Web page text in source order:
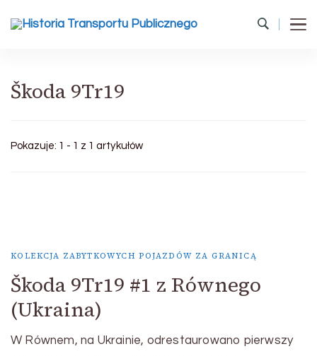
Škoda 9Tr19
Pokazuje: 1 - 1 z 1 artykułów
KOLEKCJA ZABYTKOWYCH POJAZDÓW ZA GRANICĄ
Škoda 9Tr19 #1 z Równego
(Ukraina)
W Równem, na Ukrainie, odrestaurowano pierwszy